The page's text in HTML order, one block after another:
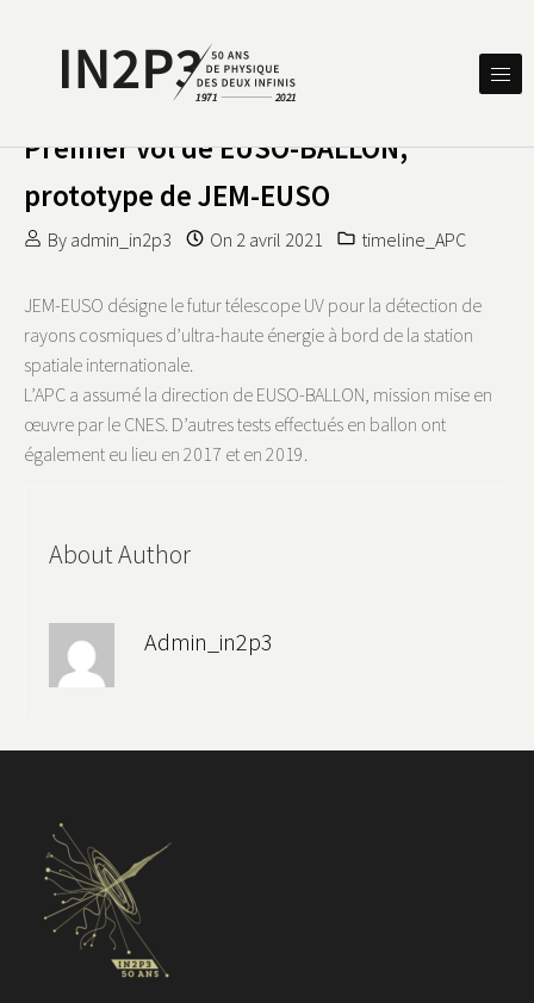
IN2P3 50 ANS DE PHYSIQUE
Premier vol de EUSO-BALLON,
prototype de JEM-EUSO
By admin_in2p3 On 2 avril 2021 timeline_APC
JEM-EUSO désigne le futur télescope UV pour la détection de
rayons cosmiques d’ultra-haute énergie à bord de la station
spatiale internationale.
L’APC a assumé la direction de EUSO-BALLON, mission mise en
œuvre par le CNES. D’autres tests effectués en ballon ont
également eu lieu en 2017 et en 2019.
About Author
Admin_in2p3